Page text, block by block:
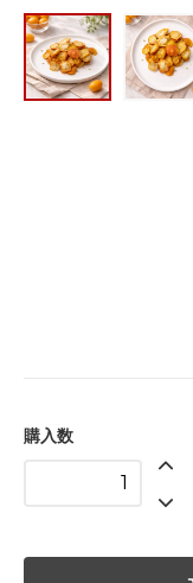
購入数